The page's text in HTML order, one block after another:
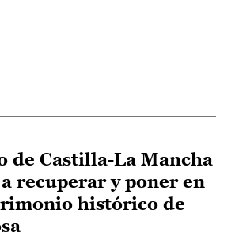
de Castilla-La Mancha
recuperar y poner en
histórico de